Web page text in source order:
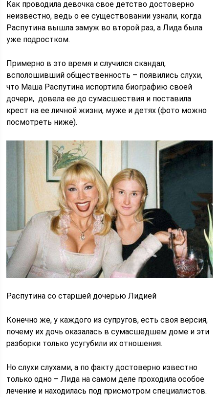
Как проводила девочка свое детство достоверно
неизвестно, ведь о ее существовании узнали, когда
Распутина вышла замуж во второй раз, а Лида была
уже подростком.
Примерно в это время и случился скандал,
всполошивший общественность – появились слухи,
что Маша Распутина испортила биографию своей
дочери, довела ее до сумасшествия и поставила
крест на ее личной жизни, муже и детях (фото можно
посмотреть ниже).
Распутина со старшей дочерью Лидией
Конечно же, у каждого из супругов, есть своя версия,
почему их дочь оказалась в сумасшедшем доме и эти
разборки только усугубили их отношения.
Но слухи слухами, а по факту достоверно известно
только одно – Лида на самом деле проходила особое
лечение и находилась под присмотром специалистов.